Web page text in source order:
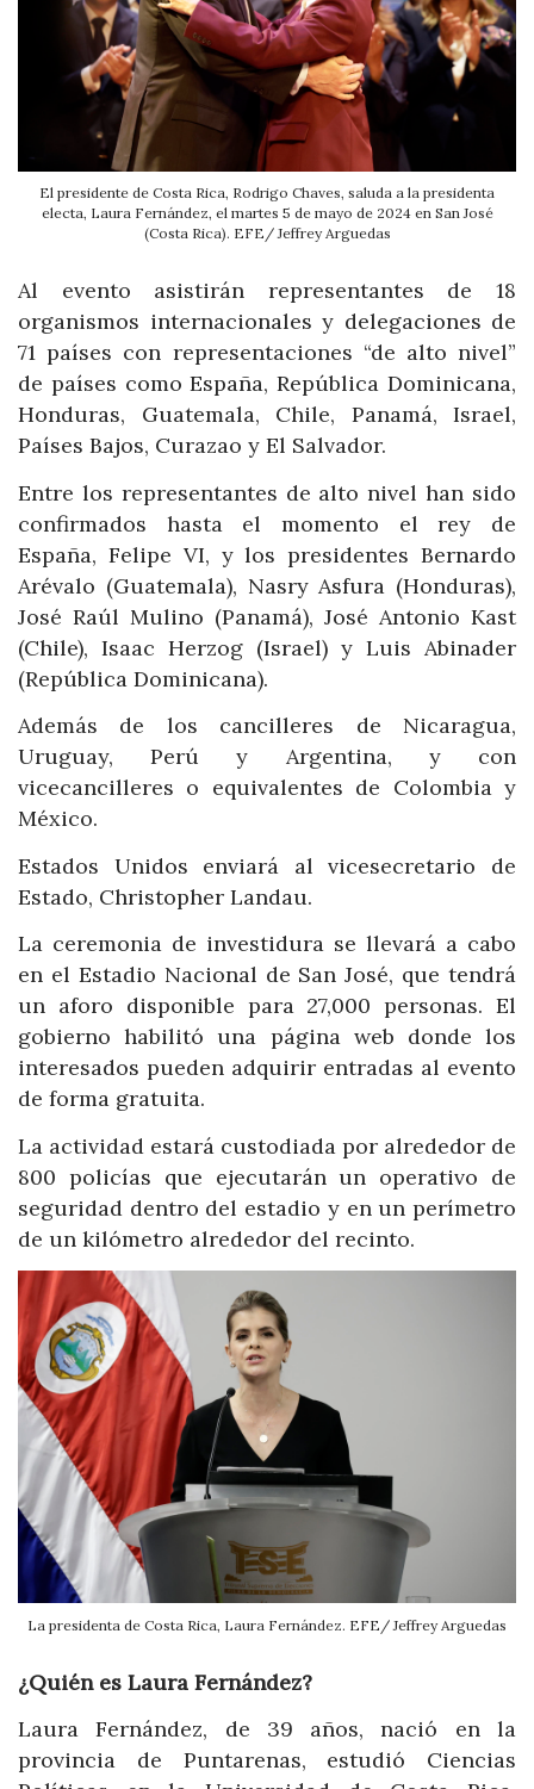
El presidente de Costa Rica, Rodrigo Chaves, saluda a la presidenta
electa, Laura Fernández, el martes 5 de mayo de 2024 en San José
(Costa Rica). EFE/ Jeffrey Arguedas
Al evento asistirán representantes de 18
organismos internacionales y delegaciones de
71 países con representaciones “de alto nivel”
de países como España, República Dominicana,
Honduras, Guatemala, Chile, Panamá, Israel,
Países Bajos, Curazao y El Salvador.
Entre los representantes de alto nivel han sido
confirmados hasta el momento el rey de
España, Felipe VI, y los presidentes Bernardo
Arévalo (Guatemala), Nasry Asfura (Honduras),
José Raúl Mulino (Panamá), José Antonio Kast
(Chile), Isaac Herzog (Israel) y Luis Abinader
(República Dominicana).
Además de los cancilleres de Nicaragua,
Uruguay, Perú y Argentina, y con
vicecancilleres o equivalentes de Colombia y
México.
Estados Unidos enviará al vicesecretario de
Estado, Christopher Landau.
La ceremonia de investidura se llevará a cabo
en el Estadio Nacional de San José, que tendrá
un aforo disponible para 27,000 personas. El
gobierno habilitó una página web donde los
interesados pueden adquirir entradas al evento
de forma gratuita.
La actividad estará custodiada por alrededor de
800 policías que ejecutarán un operativo de
seguridad dentro del estadio y en un perímetro
de un kilómetro alrededor del recinto.
La presidenta de Costa Rica, Laura Fernández. EFE/ Jeffrey Arguedas
¿Quién es Laura Fernández?
Laura Fernández, de 39 años, nació en la
provincia de Puntarenas, estudió Ciencias